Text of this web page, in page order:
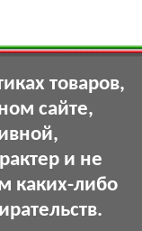
товаров,
сайте,
и не
каких-либо